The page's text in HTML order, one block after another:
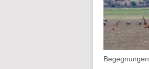
Begegnungen